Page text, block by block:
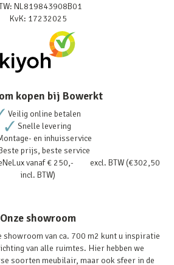
NL819843908B01
KvK: 17232025
kopen bij Bowerkt
Veilig online betalen
Snelle levering
en inhuisservice
prijs, beste service
vanaf € 250,- excl. BTW (€302,50
incl. BTW)
Onze showroom
showroom van ca. 700 m2 kunt u inspiratie
van alle ruimtes. Hier hebben we
soorten meubilair, maar ook sfeer in de